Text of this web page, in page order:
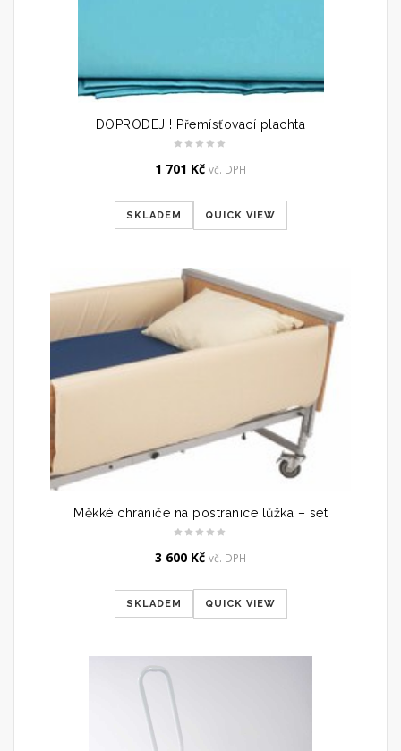
DOPRODEJ ! Přemísťovací plachta
1 701 Kč vč. DPH
SKLADEM QUICK VIEW
Měkké chrániče na postranice lůžka – set
3 600 Kč vč. DPH
SKLADEM QUICK VIEW